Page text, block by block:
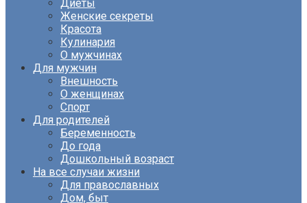
Диеты
Женские секреты
Красота
Кулинария
О мужчинах
Для мужчин
Внешность
О женщинах
Спорт
Для родителей
Беременность
До года
Дошкольный возраст
На все случаи жизни
Для православных
Дом, быт